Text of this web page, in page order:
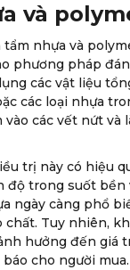
và
nhựa và
phương pháp
các vật liệu
các loại nhựa
vào các vết nứt và
trị này có hiệu
độ trong suốt bền
ngày càng phổ
chất. Tuy nhiên,
hưởng đến giá
cho người mua.